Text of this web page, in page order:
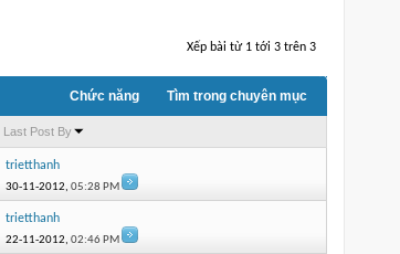
Xếp bài từ 1 tới 3 trên 3
Chức năng Tìm trong chuyên mục
Last Post By
trietthanh
30-11-2012, 05:28 PM
trietthanh
22-11-2012, 02:46 PM